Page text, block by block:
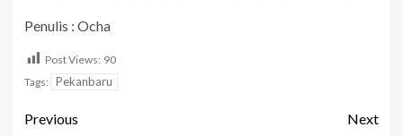
Penulis : Ocha
Post Views: 90
Tags: Pekanbaru
Previous
Next